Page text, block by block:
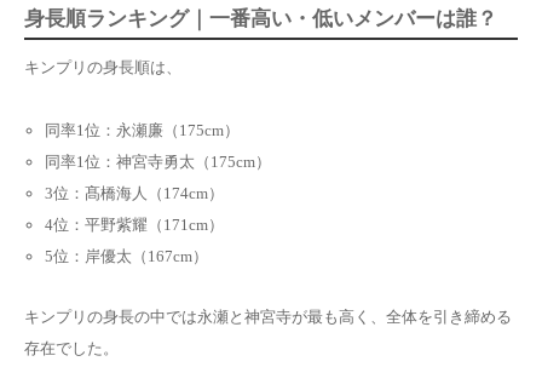
身長順ランキング｜一番高い・低いメンバーは誰？
キンプリの身長順は、
同率1位：永瀬廉（175cm）
同率1位：神宮寺勇太（175cm）
3位：髙橋海人（174cm）
4位：平野紫耀（171cm）
5位：岸優太（167cm）
キンプリの身長の中では永瀬と神宮寺が最も高く、全体を引き締める
存在でした。